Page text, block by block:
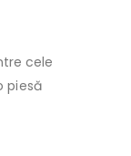
cele
piesă